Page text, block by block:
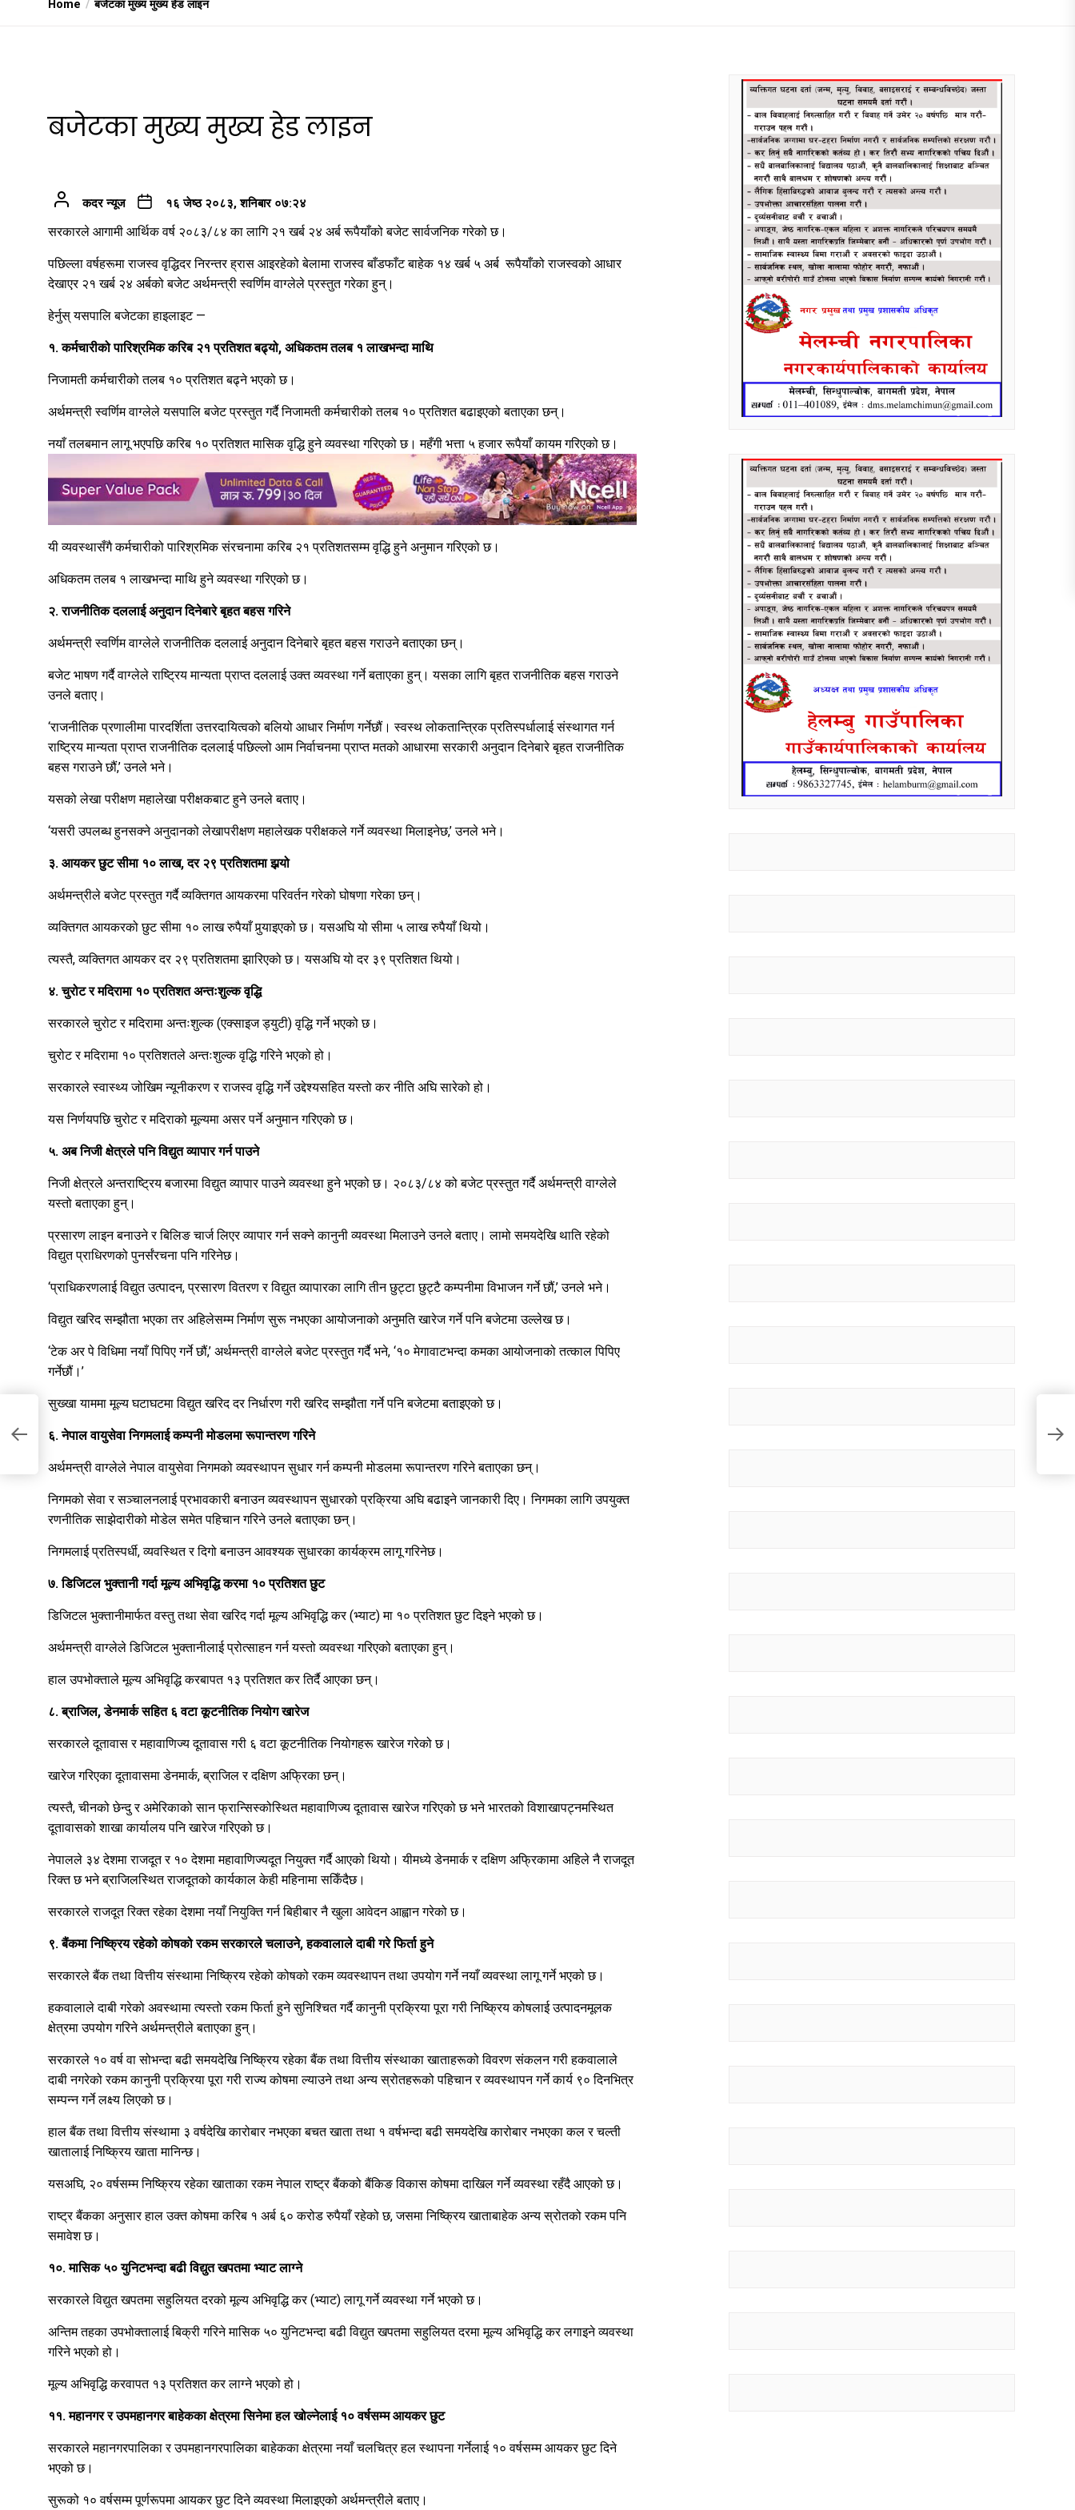
Home बजेटका मुख्य मुख्य हेड लाइन
बजेटका मुख्य मुख्य हेड लाइन
कदर न्यूज १६ जेष्ठ २०८३, शनिबार ०७:२४
सरकारले आगामी आर्थिक वर्ष २०८३/८४ का लागि २१ खर्ब २४ अर्ब रूपैयाँको बजेट सार्वजनिक गरेको छ।
पछिल्ला वर्षहरूमा राजस्व वृद्धिदर निरन्तर ह्रास आइरहेको बेलामा राजस्व बाँडफाँट बाहेक १४ खर्ब ५ अर्ब रूपैयाँको राजस्वको आधार
देखाएर २१ खर्ब २४ अर्बको बजेट अर्थमन्त्री स्वर्णिम वाग्लेले प्रस्तुत गरेका हुन्।
हेर्नुस् यसपालि बजेटका हाइलाइट —
१. कर्मचारीको पारिश्रमिक करिब २१ प्रतिशत बढ्यो, अधिकतम तलब १ लाखभन्दा माथि
निजामती कर्मचारीको तलब १० प्रतिशत बढ्ने भएको छ।
अर्थमन्त्री स्वर्णिम वाग्लेले यसपालि बजेट प्रस्तुत गर्दै निजामती कर्मचारीको तलब १० प्रतिशत बढाइएको बताएका छन्।
नयाँ तलबमान लागू भएपछि करिब १० प्रतिशत मासिक वृद्धि हुने व्यवस्था गरिएको छ। महँगी भत्ता ५ हजार रूपैयाँ कायम गरिएको छ।
यी व्यवस्थासँगै कर्मचारीको पारिश्रमिक संरचनामा करिब २१ प्रतिशतसम्म वृद्धि हुने अनुमान गरिएको छ।
अधिकतम तलब १ लाखभन्दा माथि हुने व्यवस्था गरिएको छ।
२. राजनीतिक दललाई अनुदान दिनेबारे बृहत बहस गरिने
अर्थमन्त्री स्वर्णिम वाग्लेले राजनीतिक दललाई अनुदान दिनेबारे बृहत बहस गराउने बताएका छन्।
बजेट भाषण गर्दै वाग्लेले राष्ट्रिय मान्यता प्राप्त दललाई उक्त व्यवस्था गर्ने बताएका हुन्। यसका लागि बृहत राजनीतिक बहस गराउने
उनले बताए।
‘राजनीतिक प्रणालीमा पारदर्शिता उत्तरदायित्वको बलियो आधार निर्माण गर्नेछौं। स्वस्थ लोकतान्त्रिक प्रतिस्पर्धालाई संस्थागत गर्न
राष्ट्रिय मान्यता प्राप्त राजनीतिक दललाई पछिल्लो आम निर्वाचनमा प्राप्त मतको आधारमा सरकारी अनुदान दिनेबारे बृहत राजनीतिक
बहस गराउने छौं,’ उनले भने।
यसको लेखा परीक्षण महालेखा परीक्षकबाट हुने उनले बताए।
‘यसरी उपलब्ध हुनसक्ने अनुदानको लेखापरीक्षण महालेखक परीक्षकले गर्ने व्यवस्था मिलाइनेछ,’ उनले भने।
३. आयकर छुट सीमा १० लाख, दर २९ प्रतिशतमा झर्‍यो
अर्थमन्त्रीले बजेट प्रस्तुत गर्दै व्यक्तिगत आयकरमा परिवर्तन गरेको घोषणा गरेका छन्।
व्यक्तिगत आयकरको छुट सीमा १० लाख रुपैयाँ पुर्‍याइएको छ। यसअघि यो सीमा ५ लाख रुपैयाँ थियो।
त्यस्तै, व्यक्तिगत आयकर दर २९ प्रतिशतमा झारिएको छ। यसअघि यो दर ३९ प्रतिशत थियो।
४. चुरोट र मदिरामा १० प्रतिशत अन्तःशुल्क वृद्धि
सरकारले चुरोट र मदिरामा अन्तःशुल्क (एक्साइज ड्युटी) वृद्धि गर्ने भएको छ।
चुरोट र मदिरामा १० प्रतिशतले अन्तःशुल्क वृद्धि गरिने भएको हो।
सरकारले स्वास्थ्य जोखिम न्यूनीकरण र राजस्व वृद्धि गर्ने उद्देश्यसहित यस्तो कर नीति अघि सारेको हो।
यस निर्णयपछि चुरोट र मदिराको मूल्यमा असर पर्ने अनुमान गरिएको छ।
५. अब निजी क्षेत्रले पनि विद्युत व्यापार गर्न पाउने
निजी क्षेत्रले अन्तराष्ट्रिय बजारमा विद्युत व्यापार पाउने व्यवस्था हुने भएको छ। २०८३/८४ को बजेट प्रस्तुत गर्दै अर्थमन्त्री वाग्लेले
यस्तो बताएका हुन्।
प्रसारण लाइन बनाउने र बिलिङ चार्ज लिएर व्यापार गर्न सक्ने कानुनी व्यवस्था मिलाउने उनले बताए। लामो समयदेखि थाति रहेको
विद्युत प्राधिरणको पुनर्संरचना पनि गरिनेछ।
‘प्राधिकरणलाई विद्युत उत्पादन, प्रसारण वितरण र विद्युत व्यापारका लागि तीन छुट्टा छुट्टै कम्पनीमा विभाजन गर्ने छौं,’ उनले भने।
विद्युत खरिद सम्झौता भएका तर अहिलेसम्म निर्माण सुरू नभएका आयोजनाको अनुमति खारेज गर्ने पनि बजेटमा उल्लेख छ।
‘टेक अर पे विधिमा नयाँ पिपिए गर्ने छौं,’ अर्थमन्त्री वाग्लेले बजेट प्रस्तुत गर्दै भने, ‘१० मेगावाटभन्दा कमका आयोजनाको तत्काल पिपिए
गर्नेछौं।’
सुख्खा याममा मूल्य घटाघटमा विद्युत खरिद दर निर्धारण गरी खरिद सम्झौता गर्ने पनि बजेटमा बताइएको छ।
६. नेपाल वायुसेवा निगमलाई कम्पनी मोडलमा रूपान्तरण गरिने
अर्थमन्त्री वाग्लेले नेपाल वायुसेवा निगमको व्यवस्थापन सुधार गर्न कम्पनी मोडलमा रूपान्तरण गरिने बताएका छन्।
निगमको सेवा र सञ्चालनलाई प्रभावकारी बनाउन व्यवस्थापन सुधारको प्रक्रिया अघि बढाइने जानकारी दिए। निगमका लागि उपयुक्त
रणनीतिक साझेदारीको मोडेल समेत पहिचान गरिने उनले बताएका छन्।
निगमलाई प्रतिस्पर्धी, व्यवस्थित र दिगो बनाउन आवश्यक सुधारका कार्यक्रम लागू गरिनेछ।
७. डिजिटल भुक्तानी गर्दा मूल्य अभिवृद्धि करमा १० प्रतिशत छुट
डिजिटल भुक्तानीमार्फत वस्तु तथा सेवा खरिद गर्दा मूल्य अभिवृद्धि कर (भ्याट) मा १० प्रतिशत छुट दिइने भएको छ।
अर्थमन्त्री वाग्लेले डिजिटल भुक्तानीलाई प्रोत्साहन गर्न यस्तो व्यवस्था गरिएको बताएका हुन्।
हाल उपभोक्ताले मूल्य अभिवृद्धि करबापत १३ प्रतिशत कर तिर्दै आएका छन्।
८. ब्राजिल, डेनमार्क सहित ६ वटा कूटनीतिक नियोग खारेज
सरकारले दूतावास र महावाणिज्य दूतावास गरी ६ वटा कूटनीतिक नियोगहरू खारेज गरेको छ।
खारेज गरिएका दूतावासमा डेनमार्क, ब्राजिल र दक्षिण अफ्रिका छन्।
त्यस्तै, चीनको छेन्दु र अमेरिकाको सान फ्रान्सिस्कोस्थित महावाणिज्य दूतावास खारेज गरिएको छ भने भारतको विशाखापट्नमस्थित
दूतावासको शाखा कार्यालय पनि खारेज गरिएको छ।
नेपालले ३४ देशमा राजदूत र १० देशमा महावाणिज्यदूत नियुक्त गर्दै आएको थियो। यीमध्ये डेनमार्क र दक्षिण अफ्रिकामा अहिले नै राजदूत
रिक्त छ भने ब्राजिलस्थित राजदूतको कार्यकाल केही महिनामा सकिँदैछ।
सरकारले राजदूत रिक्त रहेका देशमा नयाँ नियुक्ति गर्न बिहीबार नै खुला आवेदन आह्वान गरेको छ।
९. बैंकमा निष्क्रिय रहेको कोषको रकम सरकारले चलाउने, हकवालाले दाबी गरे फिर्ता हुने
सरकारले बैंक तथा वित्तीय संस्थामा निष्क्रिय रहेको कोषको रकम व्यवस्थापन तथा उपयोग गर्ने नयाँ व्यवस्था लागू गर्ने भएको छ।
हकवालाले दाबी गरेको अवस्थामा त्यस्तो रकम फिर्ता हुने सुनिश्चित गर्दै कानुनी प्रक्रिया पूरा गरी निष्क्रिय कोषलाई उत्पादनमूलक
क्षेत्रमा उपयोग गरिने अर्थमन्त्रीले बताएका हुन्।
सरकारले १० वर्ष वा सोभन्दा बढी समयदेखि निष्क्रिय रहेका बैंक तथा वित्तीय संस्थाका खाताहरूको विवरण संकलन गरी हकवालाले
दाबी नगरेको रकम कानुनी प्रक्रिया पूरा गरी राज्य कोषमा ल्याउने तथा अन्य स्रोतहरूको पहिचान र व्यवस्थापन गर्ने कार्य ९० दिनभित्र
सम्पन्न गर्ने लक्ष्य लिएको छ।
हाल बैंक तथा वित्तीय संस्थामा ३ वर्षदेखि कारोबार नभएका बचत खाता तथा १ वर्षभन्दा बढी समयदेखि कारोबार नभएका कल र चल्ती
खातालाई निष्क्रिय खाता मानिन्छ।
यसअघि, २० वर्षसम्म निष्क्रिय रहेका खाताका रकम नेपाल राष्ट्र बैंकको बैंकिङ विकास कोषमा दाखिल गर्ने व्यवस्था रहँदै आएको छ।
राष्ट्र बैंकका अनुसार हाल उक्त कोषमा करिब १ अर्ब ६० करोड रुपैयाँ रहेको छ, जसमा निष्क्रिय खाताबाहेक अन्य स्रोतको रकम पनि
समावेश छ।‍
१०. मासिक ५० युनिटभन्दा बढी विद्युत खपतमा भ्याट लाग्ने
सरकारले विद्युत खपतमा सहुलियत दरको मूल्य अभिवृद्धि कर (भ्याट) लागू गर्ने व्यवस्था गर्ने भएको छ।
अन्तिम तहका उपभोक्तालाई बिक्री गरिने मासिक ५० युनिटभन्दा बढी विद्युत खपतमा सहुलियत दरमा मूल्य अभिवृद्धि कर लगाइने व्यवस्था
गरिने भएको हो।
मूल्य अभिवृद्धि करवापत १३ प्रतिशत कर लाग्ने भएको हो।
११. महानगर र उपमहानगर बाहेकका क्षेत्रमा सिनेमा हल खोल्नेलाई १० वर्षसम्म आयकर छुट
सरकारले महानगरपालिका र उपमहानगरपालिका बाहेकका क्षेत्रमा नयाँ चलचित्र हल स्थापना गर्नेलाई १० वर्षसम्म आयकर छुट दिने
भएको छ।
सुरूको १० वर्षसम्म पूर्णरूपमा आयकर छुट दिने व्यवस्था मिलाइएको अर्थमन्त्रीले बताए।